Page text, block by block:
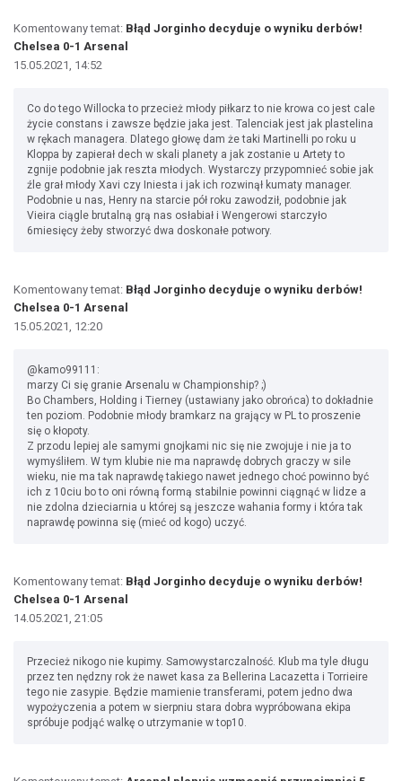
Komentowany temat: Błąd Jorginho decyduje o wyniku derbów!
Chelsea 0-1 Arsenal
15.05.2021, 14:52
Co do tego Willocka to przecież młody piłkarz to nie krowa co jest cale
życie constans i zawsze będzie jaka jest. Talenciak jest jak plastelina
w rękach managera. Dlatego głowę dam że taki Martinelli po roku u
Kloppa by zapierał dech w skali planety a jak zostanie u Artety to
zgnije podobnie jak reszta młodych. Wystarczy przypomnieć sobie jak
źle grał młody Xavi czy Iniesta i jak ich rozwinął kumaty manager.
Podobnie u nas, Henry na starcie pół roku zawodził, podobnie jak
Vieira ciągle brutalną grą nas osłabiał i Wengerowi starczyło
6miesięcy żeby stworzyć dwa doskonałe potwory.
Komentowany temat: Błąd Jorginho decyduje o wyniku derbów!
Chelsea 0-1 Arsenal
15.05.2021, 12:20
@kamo99111:
marzy Ci się granie Arsenalu w Championship? ;)
Bo Chambers, Holding i Tierney (ustawiany jako obrońca) to dokładnie
ten poziom. Podobnie młody bramkarz na grający w PL to proszenie
się o kłopoty.
Z przodu lepiej ale samymi gnojkami nic się nie zwojuje i nie ja to
wymyśliłem. W tym klubie nie ma naprawdę dobrych graczy w sile
wieku, nie ma tak naprawdę takiego nawet jednego choć powinno być
ich z 10ciu bo to oni równą formą stabilnie powinni ciągnąć w lidze a
nie zdolna dzieciarnia u której są jeszcze wahania formy i która tak
naprawdę powinna się (mieć od kogo) uczyć.
Komentowany temat: Błąd Jorginho decyduje o wyniku derbów!
Chelsea 0-1 Arsenal
14.05.2021, 21:05
Przecież nikogo nie kupimy. Samowystarczalność. Klub ma tyle długu
przez ten nędzny rok że nawet kasa za Bellerina Lacazetta i Torrieire
tego nie zasypie. Będzie mamienie transferami, potem jedno dwa
wypożyczenia a potem w sierpniu stara dobra wypróbowana ekipa
spróbuje podjąć walkę o utrzymanie w top10.